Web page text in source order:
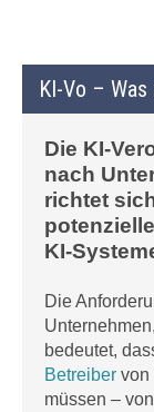
KI-Vo –
Die KI-
nach
richtet
KI-
Die
bedeutet,
Betreiber von
müssen –